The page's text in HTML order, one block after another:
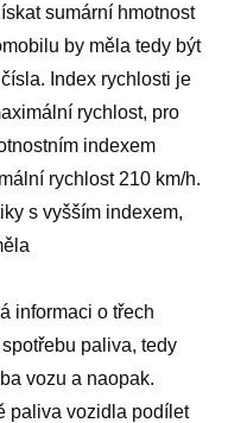
sumární hmotnost
by měla tedy být
Index rychlosti je
rychlost, pro
indexem
rychlost 210 km/h.
s vyšším indexem,
informaci o třech
paliva, tedy
vozu a naopak.
paliva vozidla podílet